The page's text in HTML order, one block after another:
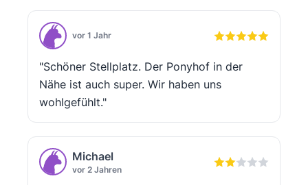
vor 1 Jahr
"Schöner Stellplatz. Der Ponyhof in der
Nähe ist auch super. Wir haben uns
wohlgefühlt."
Michael
vor 2 Jahren